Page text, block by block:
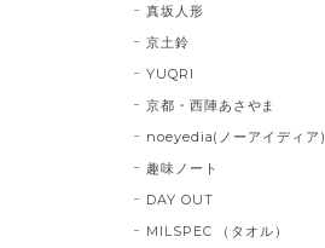
真坂人形
京土鈴
YUQRI
京都・西陣あさやま
noeyedia(ノーアイディア)
趣味ノート
DAY OUT
MILSPEC （タオル）